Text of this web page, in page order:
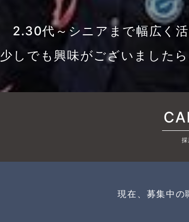
2.30代～シニアまで幅広く
少しでも興味がございました
現在、募集中の